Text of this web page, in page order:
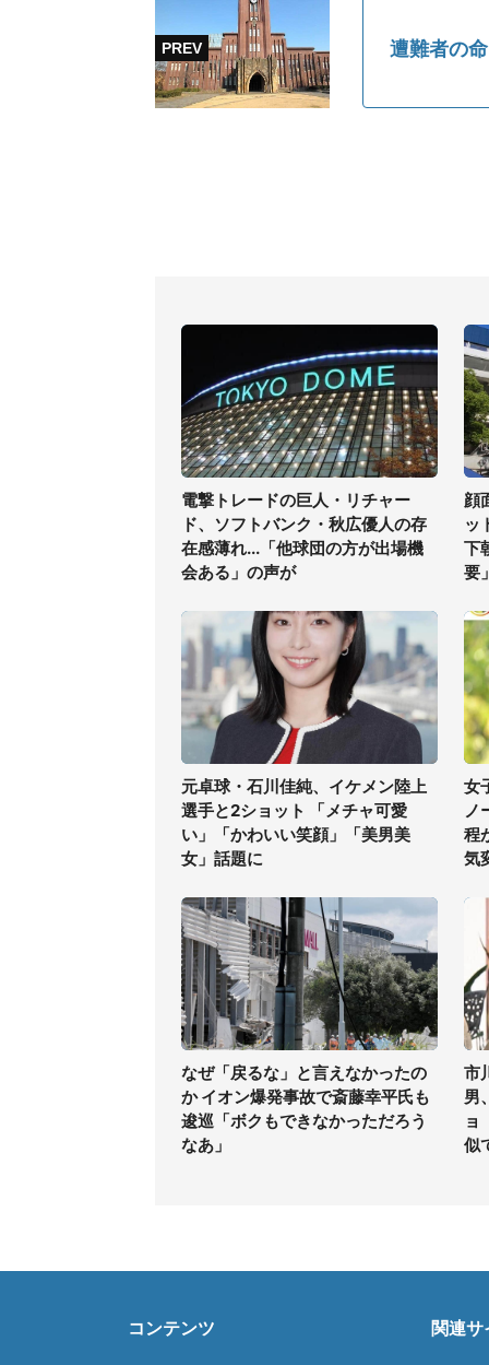
遭難者の
電撃トレードの巨人・リチャー
ド、ソフトバンク・秋広優人の存
在感薄れ...「他球団の方が出場機
会ある」の声が
顔
ッ
下
要
元卓球・石川佳純、イケメン陸上
選手と2ショット 「メチャ可愛
い」「かわいい笑顔」「美男美
女」話題に
女
ノ
程
気
なぜ「戻るな」と言えなかったの
か イオン爆発事故で斎藤幸平氏も
逡巡「ボクもできなかっただろう
なあ」
市
男
ョ
似
コンテンツ 関連サ